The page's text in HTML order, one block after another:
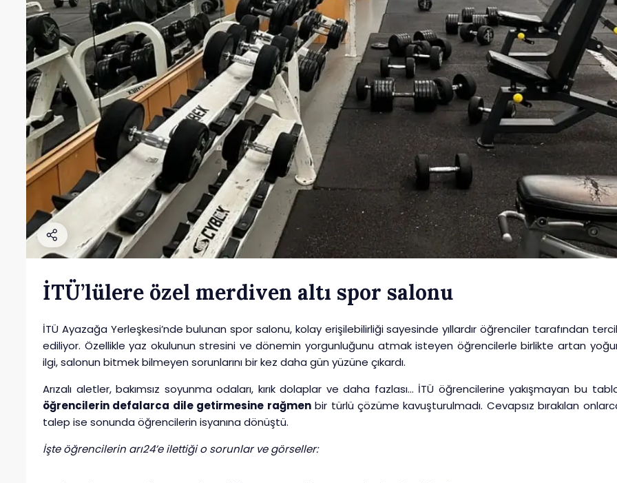
İTÜ’lülere özel merdiven altı spor salonu
İTÜ Ayazağa Yerleşkesi’nde bulunan spor salonu, kolay erişilebilirliği sayesinde yıllardır öğrenciler tarafından
ediliyor. Özellikle yaz okulunun stresini ve dönemin yorgunluğunu atmak isteyen öğrencilerle birlikte artan
ilgi, salonun bitmek bilmeyen sorunlarını bir kez daha gün yüzüne çıkardı.
Arızalı aletler, bakımsız soyunma odaları, kırık dolaplar ve daha fazlası… İTÜ öğrencilerine yakışmayan bu
öğrencilerin defalarca dile getirmesine rağmenbir türlü çözüme kavuşturulmadı. Cevapsız bırakılan
talep ise sonunda öğrencilerin isyanına dönüştü.
İşte öğrencilerin arı24’e ilettiği o sorunlar ve görseller: